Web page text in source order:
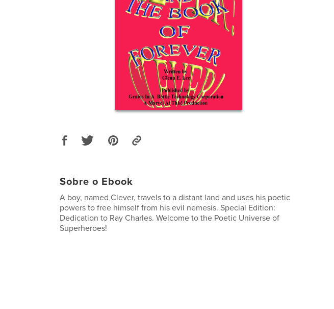
Sobre o Ebook
A boy, named Clever, travels to a distant land and uses his poetic
powers to free himself from his evil nemesis. Special Edition:
Dedication to Ray Charles. Welcome to the Poetic Universe of
Superheroes!